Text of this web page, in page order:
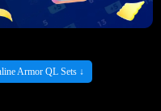
Armor QL Sets ↓